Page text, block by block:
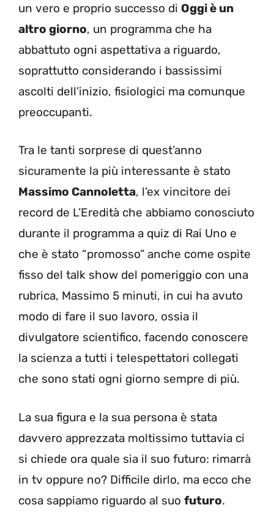
un vero e proprio successo di Oggi è un
altro giorno, un programma che ha
abbattuto ogni aspettativa a riguardo,
soprattutto considerando i bassissimi
ascolti dell’inizio, fisiologici ma comunque
preoccupanti.
Tra le tanti sorprese di quest’anno
sicuramente la più interessante è stato
Massimo Cannoletta, l’ex vincitore dei
record de L’Eredità che abbiamo conosciuto
durante il programma a quiz di Rai Uno e
che è stato “promosso” anche come ospite
fisso del talk show del pomeriggio con una
rubrica, Massimo 5 minuti, in cui ha avuto
modo di fare il suo lavoro, ossia il
divulgatore scientifico, facendo conoscere
la scienza a tutti i telespettatori collegati
che sono stati ogni giorno sempre di più.
La sua figura e la sua persona è stata
davvero apprezzata moltissimo tuttavia ci
si chiede ora quale sia il suo futuro: rimarrà
in tv oppure no? Difficile dirlo, ma ecco che
cosa sappiamo riguardo al suo futuro.